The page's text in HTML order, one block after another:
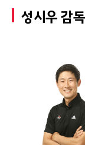
성시우 감독